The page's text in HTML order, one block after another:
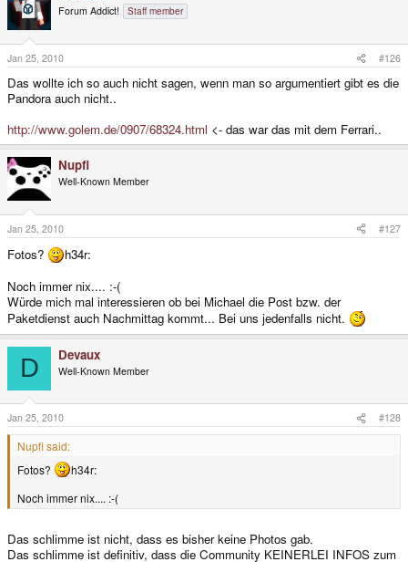
Forum Addict! Staff member
Jan 25, 2010 #126
Das wollte ich so auch nicht sagen, wenn man so argumentiert gibt es die
Pandora auch nicht..
http://www.golem.de/0907/68324.html <- das war das mit dem Ferrari..
Nupfi
Well-Known Member
Jan 25, 2010 #127
Fotos?
h34r:
Noch immer nix.... :-(
Würde mich mal interessieren ob bei Michael die Post bzw. der
Paketdienst auch Nachmittag kommt... Bei uns jedenfalls nicht.
D Devaux
Well-Known Member
Jan 25, 2010 #128
Nupfi said:
Fotos?
h34r:
Noch immer nix.... :-(
Das schlimme ist nicht, dass es bisher keine Photos gab.
Das schlimme ist definitiv, dass die Community KEINERLEI INFOS zum